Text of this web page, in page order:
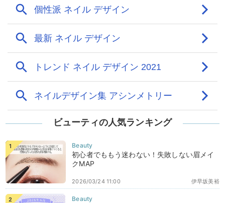
ビューティの人気ランキング
初心者でももう迷わない！失敗しない眉メイ
クMAP
伊早坂美裕
2026/03/24 11:00